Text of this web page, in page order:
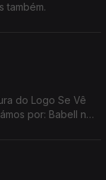
também.
do Logo Se Vê
por: Babell no